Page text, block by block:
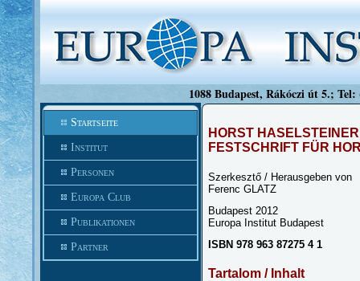
1088 Budapest, Rákóczi út 5.;
Startseite
Institut
Personen
Europa Club
Publikationen
Partner
HORST
FESTSCHRIFT FÜR
Szerkesztő / Herausgeben von
Ferenc GLATZ
Budapest 2012
Europa Institut Budapest
ISBN 978 963 87275 4 1
Tartalom / Inhalt